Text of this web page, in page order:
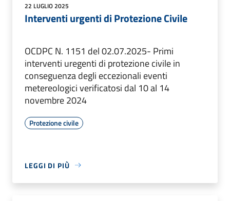
22 LUGLIO 2025
Interventi urgenti di Protezione Civile
OCDPC N. 1151 del 02.07.2025- Primi
interventi uregenti di protezione civile in
conseguenza degli eccezionali eventi
metereologici verificatosi dal 10 al 14
novembre 2024
Protezione civile
LEGGI DI PIÙ